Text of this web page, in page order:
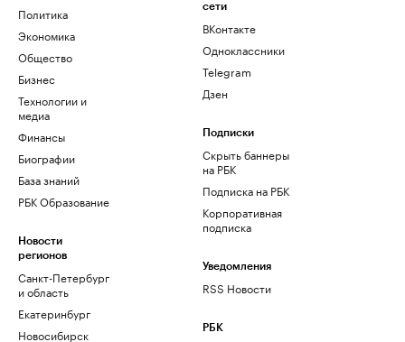
Политика
Экономика
Общество
Бизнес
Технологии и
медиа
Финансы
Биографии
База знаний
РБК Образование
Новости
регионов
Санкт-Петербург
и область
Екатеринбург
Новосибирск
сети
ВКонтакте
Одноклассники
Telegram
Дзен
Подписки
Скрыть баннеры
на РБК
Подписка на РБК
Корпоративная
подписка
Уведомления
RSS Новости
РБК